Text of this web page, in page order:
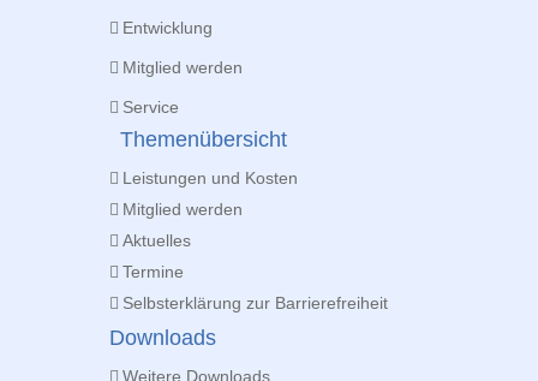
Entwicklung
Mitglied werden
Service
Themenübersicht
Leistungen und Kosten
Mitglied werden
Aktuelles
Termine
Selbsterklärung zur Barrierefreiheit
Downloads
Weitere Downloads